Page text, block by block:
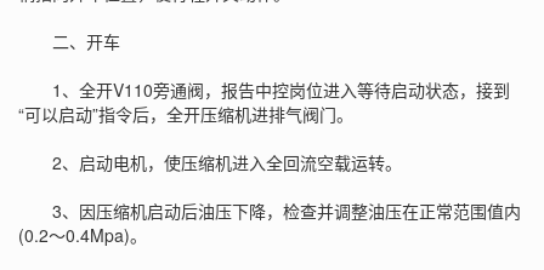
二、开车
1、全开V110旁通阀，报告中控岗位进入等待启动状态，接到
“可以启动”指令后，全开压缩机进排气阀门。
2、启动电机，使压缩机进入全回流空载运转。
3、因压缩机启动后油压下降，检查并调整油压在正常范围值内
(0.2～0.4Mpa)。